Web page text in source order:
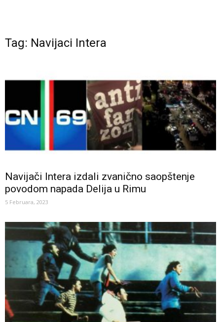
Tag: Navijaci Intera
Navijači Intera izdali zvanično saopštenje
povodom napada Delija u Rimu
5 Februara, 2023